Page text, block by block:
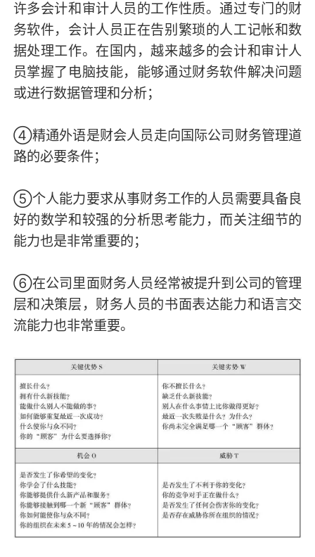
许多会计和审计人员的工作性质。通过专门的财
务软件，会计人员正在告别繁琐的人工记帐和数
据处理工作。在国内，越来越多的会计和审计人
员掌握了电脑技能，能够通过财务软件解决问题
或进行数据管理和分析；
④精通外语是财会人员走向国际公司财务管理道
路的必要条件；
⑤个人能力要求从事财务工作的人员需要具备良
好的数学和较强的分析思考能力，而关注细节的
能力也是非常重要的；
⑥在公司里面财务人员经常被提升到公司的管理
层和决策层，财务人员的书面表达能力和语言交
流能力也非常重要。